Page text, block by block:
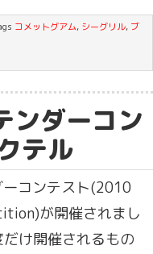
コメットグアム, シーグリル, ブ
ンダーコン
テル
コンテスト(2010
が開催されまし
け開催されるもの